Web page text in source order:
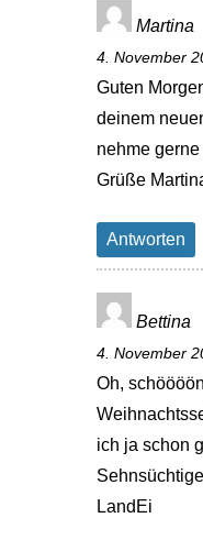
Martina
4. November
Guten
deinem
nehme
Grüße
Antworten
Bettina
4. November
Oh,
ich ja schon
LandEi